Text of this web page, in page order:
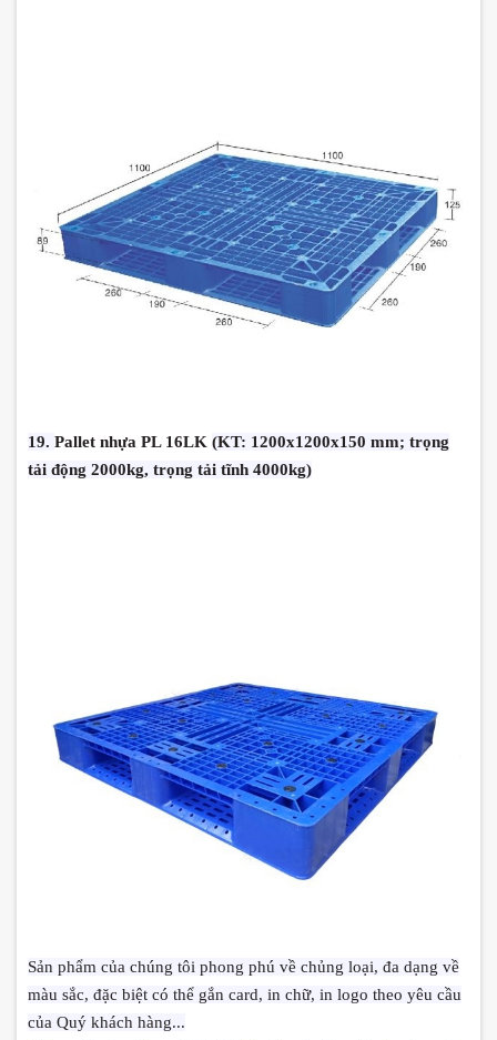
19. Pallet nhựa PL 16LK (KT: 1200x1200x150 mm; trọng
tải động 2000kg, trọng tải tĩnh 4000kg)
Sản phẩm của chúng tôi phong phú về chủng loại, đa dạng về
màu sắc, đặc biệt có thể gắn card, in chữ, in logo theo yêu cầu
của Quý khách hàng...